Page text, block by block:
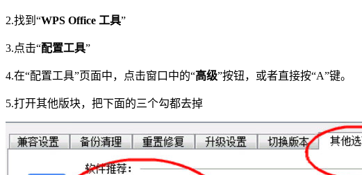
2.找到“WPS Office 工具”
3.点击“配置工具”
4.在“配置工具”页面中，点击窗口中的“高级”按钮，或者直接按“A”键。
5.打开其他版块，把下面的三个勾都去掉